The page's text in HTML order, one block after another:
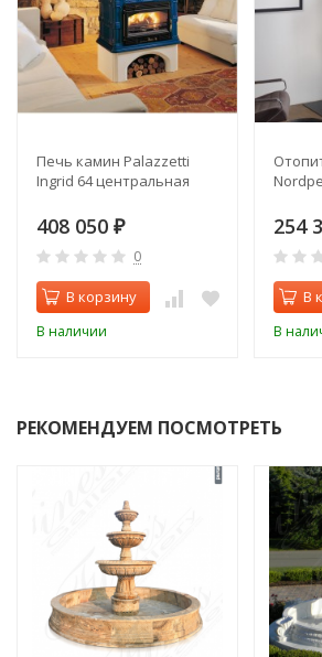
Печь камин Palazzetti
Ingrid 64 центральная
408 050 ₽
0
В корзину
В наличии
254
В
В
РЕКОМЕНДУЕМ ПОСМОТРЕТЬ